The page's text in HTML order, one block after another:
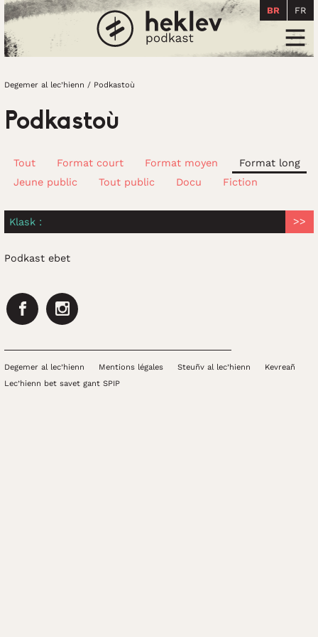
Degemer al lec’hienn
BR FR
Degemer al lec’hienn / Podkastoù
Podkastoù
Tout Format court Format moyen
Format long
Jeune public
Tout public Docu Fiction
Klask :
Podkast ebet
FacebookInstagram
Degemer al lec’hienn Mentions légales Steuñv al lec’hienn
Kevreañ
Lec’hienn bet savet gant SPIP